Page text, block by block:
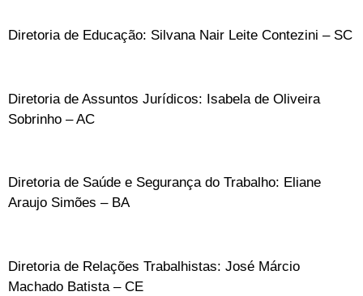
Diretoria de Educação: Silvana Nair Leite Contezini – SC
Diretoria de Assuntos Jurídicos: Isabela de Oliveira
Sobrinho – AC
Diretoria de Saúde e Segurança do Trabalho: Eliane
Araujo Simões – BA
Diretoria de Relações Trabalhistas: José Márcio
Machado Batista – CE